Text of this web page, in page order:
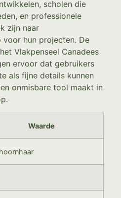
scholen die
en professionele
zijn naar
hun projecten. De
Vlakpenseel Canadees
ervoor dat gebruikers
als fijne details kunnen
onmisbare tool maakt in
Waarde